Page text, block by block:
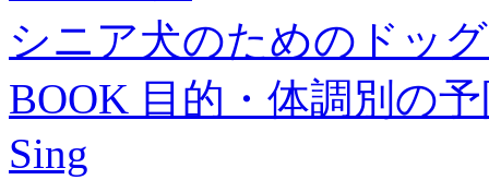
シニア犬のためのドッ
BOOK 目的・体調別の
Sing